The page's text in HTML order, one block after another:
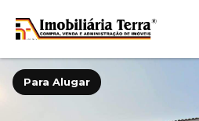
Para Alugar